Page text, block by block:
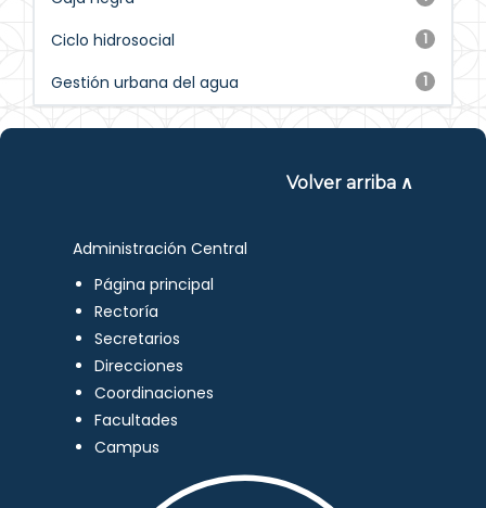
1
Ciclo hidrosocial
1
Gestión urbana del agua
Volver arriba ∧
Administración Central
Página principal
Rectoría
Secretarios
Direcciones
Coordinaciones
Facultades
Campus